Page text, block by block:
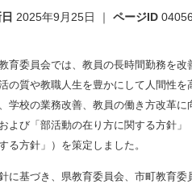
・廃棄物対策・リサ
・港湾
2025年9月25日 ｜ ページID
育委員会では、教員の長時間勤務を改
の質や教職人生を豊かにして人間性
学校の業務改善、教員の働き方改革
よび「部活動の在り方に関する方針
る方針」）を策定しました。
に基づき、県教育委員会、市町教育委